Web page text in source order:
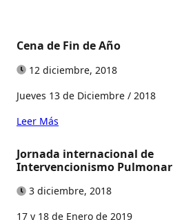
Cena de Fin de Año
12 diciembre, 2018
Jueves 13 de Diciembre / 2018
Leer Más
Jornada internacional de
Intervencionismo Pulmonar
3 diciembre, 2018
17 y 18 de Enero de 2019